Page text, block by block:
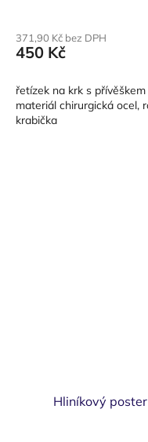
371,90 Kč bez DPH
450 Kč
řetízek na krk s
materiál chirurgická ocel,
krabička
Hliníkový